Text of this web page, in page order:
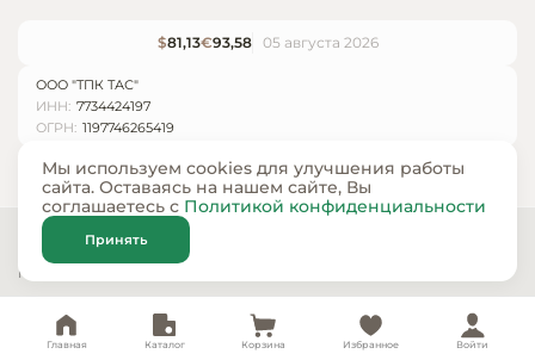
Главная Каталог Корзина Избранное Войти
$81,13€93,58 05 августа 2026
ООО "ТПК ТАС"
ИНН: 7734424197
ОГРН: 1197746265419
© ООО «ТПК ТАС» 2024 — 2026
Карта сайта
Политика конфиденциальности
Мы используем cookies для улучшения работы
сайта. Оставаясь на нашем сайте, Вы
соглашаетесь с Политикой конфиденциальности
Принять